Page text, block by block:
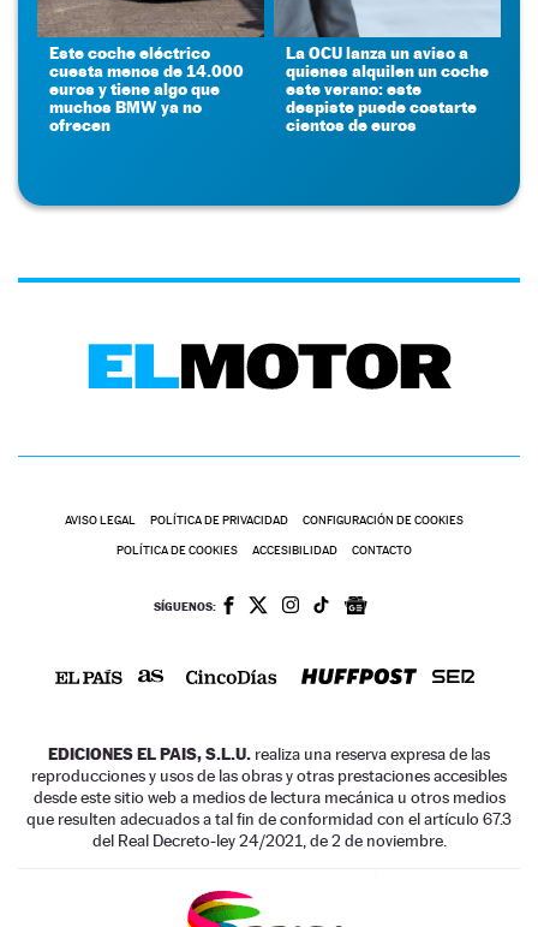
Este coche eléctrico
cuesta menos de 14.000
euros y tiene algo que
muchos BMW ya no
ofrecen
La OCU lanza un aviso a
quienes alquilen un coche
este verano: este
despiste puede costarte
cientos de euros
AVISO LEGAL POLÍTICA DE PRIVACIDAD CONFIGURACIÓN DE COOKIES
POLÍTICA DE COOKIES ACCESIBILIDAD CONTACTO
SÍGUENOS:
EDICIONES EL PAIS, S.L.U. realiza una reserva expresa de las
reproducciones y usos de las obras y otras prestaciones accesibles
desde este sitio web a medios de lectura mecánica u otros medios
que resulten adecuados a tal fin de conformidad con el artículo 67.3
del Real Decreto-ley 24/2021, de 2 de noviembre.